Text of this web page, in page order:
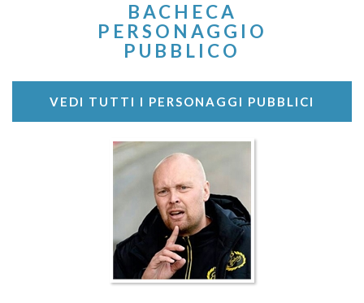
BACHECA
PERSONAGGIO
PUBBLICO
VEDI TUTTI I PERSONAGGI PUBBLICI